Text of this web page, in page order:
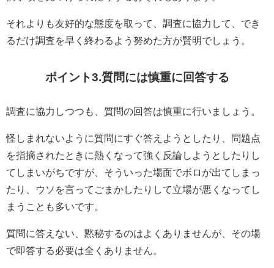
それよりも友好的な態度を取って、調査に協力して、でき
るだけ調査を早く終わるよう努めた方が賢明でしょう。
ポイント3.質問には慎重に回答する
調査に協力しつつも、質問の回答は慎重に行いましょう。
怪しまれないように質問にすぐ答えようとしたり、問題点
を指摘されたときに熱くなって強く反論しようとしたりし
てしまいがちですが、そういった場面でボロが出てしまっ
たり、ウソを言ってごまかしたりして立場が悪くなってし
まうことも多いです。
質問に答えない、黙秘するのはよくありませんが、その場
で即答する必要は全くありません。